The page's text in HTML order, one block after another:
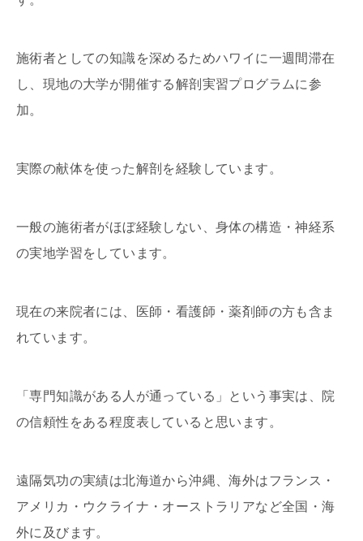
施術者としての知識を深めるためハワイに一週間滞在
し、現地の大学が開催する解剖実習プログラムに参
加。
実際の献体を使った解剖を経験しています。
一般の施術者がほぼ経験しない、身体の構造・神経系
の実地学習をしています。
現在の来院者には、医師・看護師・薬剤師の方も含ま
れています。
「専門知識がある人が通っている」という事実は、院
の信頼性をある程度表していると思います。
遠隔気功の実績は北海道から沖縄、海外はフランス・
アメリカ・ウクライナ・オーストラリアなど全国・海
外に及びます。